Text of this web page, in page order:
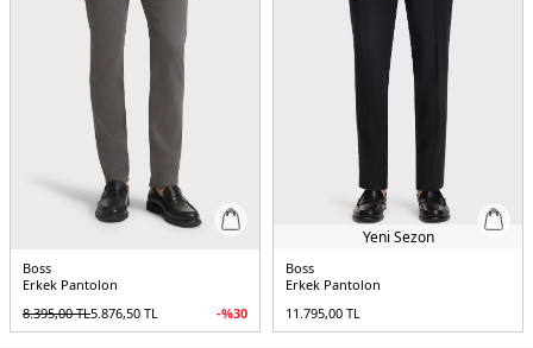
Boss
Erkek Pantolon
8.395,00TL5.876,50 TL -%30
Yeni Sezon
Boss
Erkek Pantolon
11.795,00 TL